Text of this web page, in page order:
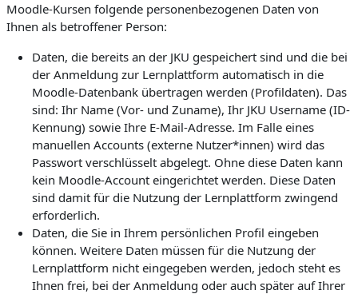
Moodle-Kursen folgende personenbezogenen Daten von
Ihnen als betroffener Person:
Daten, die bereits an der JKU gespeichert sind und die bei
der Anmeldung zur Lernplattform automatisch in die
Moodle-Datenbank übertragen werden (Profildaten). Das
sind: Ihr Name (Vor- und Zuname), Ihr JKU Username (ID-
Kennung) sowie Ihre E-Mail-Adresse. Im Falle eines
manuellen Accounts (externe Nutzer*innen) wird das
Passwort verschlüsselt abgelegt. Ohne diese Daten kann
kein Moodle-Account eingerichtet werden. Diese Daten
sind damit für die Nutzung der Lernplattform zwingend
erforderlich.
Daten, die Sie in Ihrem persönlichen Profil eingeben
können. Weitere Daten müssen für die Nutzung der
Lernplattform nicht eingegeben werden, jedoch steht es
Ihnen frei, bei der Anmeldung oder auch später auf Ihrer